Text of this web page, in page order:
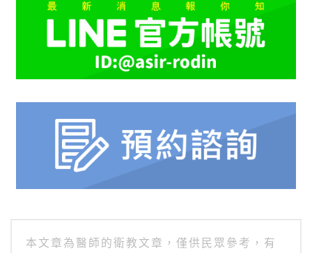
本文章為醫師的衛教文章，僅供民眾參考，有